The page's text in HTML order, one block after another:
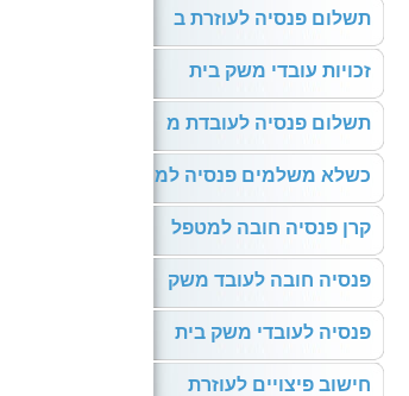
תשלום פנסיה לעוזרת ב
זכויות עובדי משק בית
תשלום פנסיה לעובדת מ
כשלא משלמים פנסיה למ
קרן פנסיה חובה למטפל
פנסיה חובה לעובד משק
פנסיה לעובדי משק בית
חישוב פיצויים לעוזרת